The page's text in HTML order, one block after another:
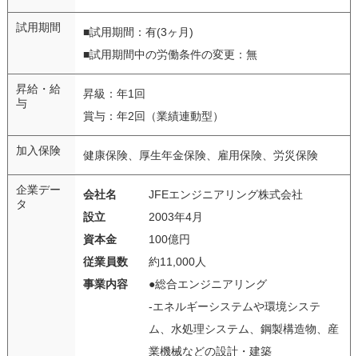
試用期間
■試用期間：有(3ヶ月)
■試用期間中の労働条件の変更：無
昇給・給
与
昇級：年1回
賞与：年2回（業績連動型）
加入保険 健康保険、厚生年金保険、雇用保険、労災保険
企業デー
タ
会社名
JFEエンジニアリング株式会社
設立
2003年4月
資本金
100億円
従業員数
約11,000人
事業内容
●総合エンジニアリング
-エネルギーシステムや環境システ
ム、水処理システム、鋼製構造物、産
業機械などの設計・建築